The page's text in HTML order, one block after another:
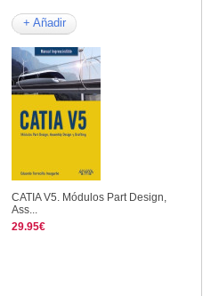
+ Añadir
CATIA V5. Módulos Part Design,
Ass...
29.95€